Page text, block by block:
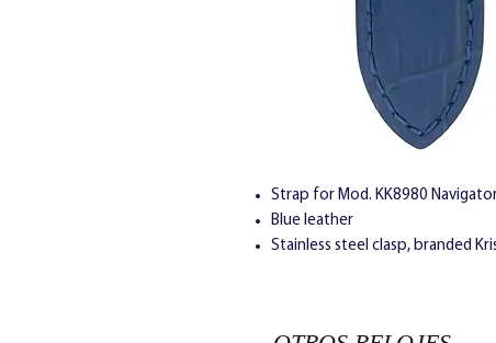
Strap for Mod. KK8980
Blue leather
Stainless steel clasp, branded